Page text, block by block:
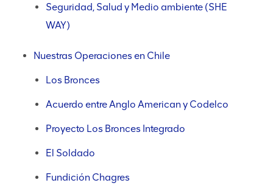
Seguridad, Salud y Medio ambiente (SHE
WAY)
Nuestras Operaciones en Chile
Los Bronces
Acuerdo entre Anglo American y Codelco
Proyecto Los Bronces Integrado
El Soldado
Fundición Chagres